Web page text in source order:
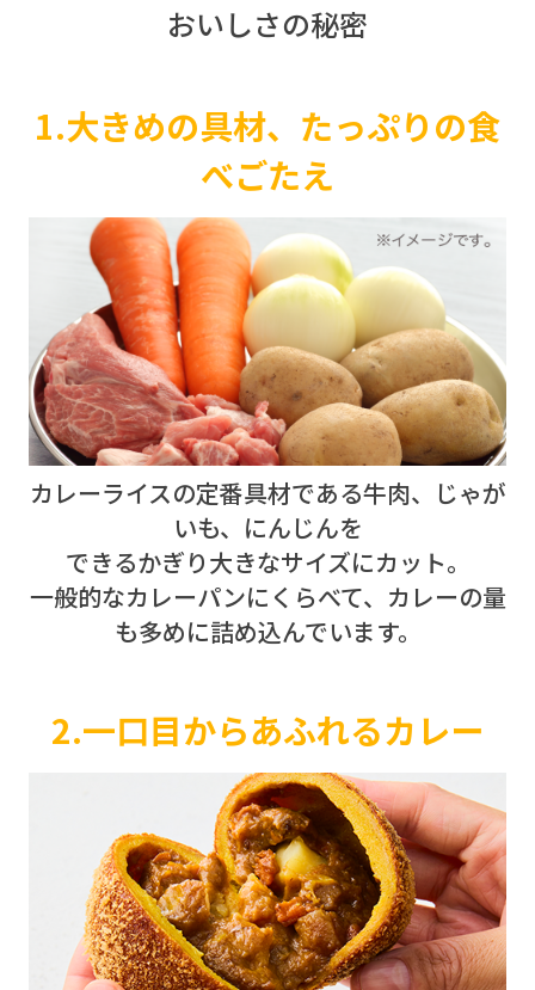
おいしさの秘密
1.大きめの具材、たっぷりの食
べごたえ
カレーライスの定番具材である牛肉、じゃが
いも、にんじんを
できるかぎり大きなサイズにカット。
一般的なカレーパンにくらべて、カレーの量
も多めに詰め込んでいます。
2.一口目からあふれるカレー